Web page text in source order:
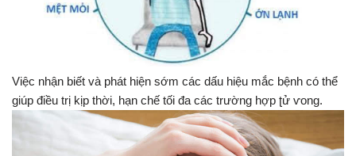
Việc nhận biết và phát hiện sớm các dấu hiệu mắc bệnh có thể
giúp điều trị kịp thời, hạn chế tối đa các trường hợp ʈử ⱱonɡ.